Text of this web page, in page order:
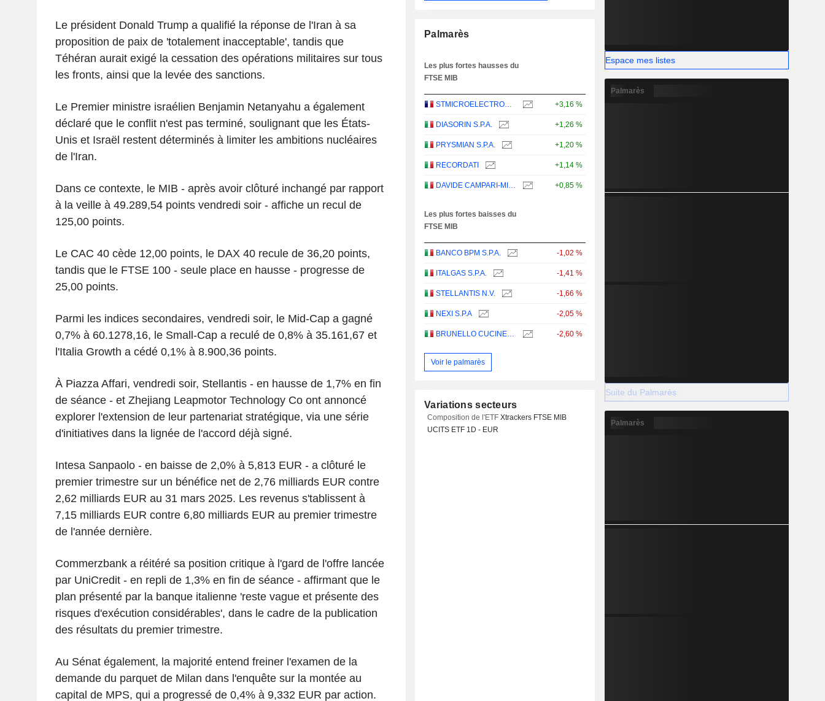
Le président Donald Trump a qualifié la réponse de l'Iran à sa
proposition de paix de 'totalement inacceptable', tandis que
Téhéran aurait exigé la cessation des opérations militaires sur tous
les fronts, ainsi que la levée des sanctions.
Le Premier ministre israélien Benjamin Netanyahu a également
déclaré que le conflit n'est pas terminé, soulignant que les États-
Unis et Israël restent déterminés à limiter les ambitions nucléaires
de l'Iran.
Dans ce contexte, le MIB - après avoir clôturé inchangé par rapport
à la veille à 49.289,54 points vendredi soir - affiche un recul de
125,00 points.
Le CAC 40 cède 12,00 points, le DAX 40 recule de 36,20 points,
tandis que le FTSE 100 - seule place en hausse - progresse de
25,00 points.
Parmi les indices secondaires, vendredi soir, le Mid-Cap a gagné
0,7% à 60.1278,16, le Small-Cap a reculé de 0,8% à 35.161,67 et
l'Italia Growth a cédé 0,1% à 8.900,36 points.
À Piazza Affari, vendredi soir, Stellantis - en hausse de 1,7% en fin
de séance - et Zhejiang Leapmotor Technology Co ont annoncé
explorer l'extension de leur partenariat stratégique, via une série
d'initiatives dans la lignée de l'accord déjà signé.
Intesa Sanpaolo - en baisse de 2,0% à 5,813 EUR - a clôturé le
premier trimestre sur un bénéfice net de 2,76 milliards EUR contre
2,62 milliards EUR au 31 mars 2025. Les revenus s'tablissent à
7,15 milliards EUR contre 6,80 milliards EUR au premier trimestre
de l'année dernière.
Commerzbank a réitéré sa position critique à l'gard de l'offre lancée
par UniCredit - en repli de 1,3% en fin de séance - affirmant que le
plan présenté par la banque italienne 'reste vague et présente des
risques d'exécution considérables', dans le cadre de la publication
des résultats du premier trimestre.
Au Sénat également, la majorité entend freiner l'examen de la
demande du parquet de Milan dans l'enquête sur la montée au
capital de MPS, qui a progressé de 0,4% à 9,332 EUR par action.
Palmarès
Les plus fortes hausses du
FTSE MIB
STMICROELECTRONICS N.V. +3,16 %
DIASORIN S.P.A. +1,26 %
PRYSMIAN S.P.A. +1,20 %
RECORDATI +1,14 %
DAVIDE CAMPARI-MILANO N.V. +0,85 %
Les plus fortes baisses du
FTSE MIB
BANCO BPM S.P.A. -1,02 %
ITALGAS S.P.A. -1,41 %
STELLANTIS N.V. -1,66 %
NEXI S.P.A -2,05 %
BRUNELLO CUCINELLI S.P.A. -2,60 %
Voir le palmarès
Variations secteurs
Composition de l'ETFXtrackers FTSE MIB
UCITS ETF 1D - EUR
Espace mes listes
Palmarès
Suite du Palmarès
Palmarès